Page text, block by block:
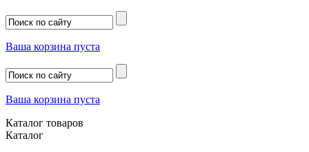
Ваша корзина пуста
Ваша корзина пуста
Каталог товаров
Каталог